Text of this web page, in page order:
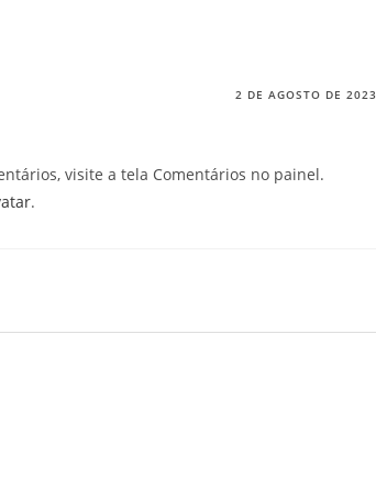
2 DE AGOSTO DE 2023
visite a tela Comentários no painel.
.